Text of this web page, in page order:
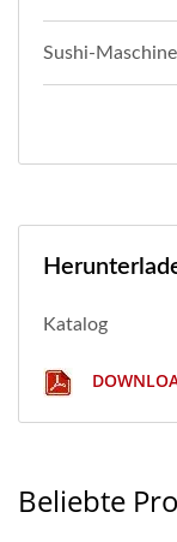
Sushi-
Katalog
Beliebte